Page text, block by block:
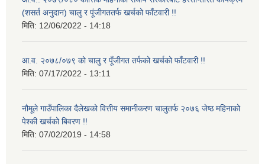
(शसर्त अनुदान) चालु र पूंजीगततर्फ खर्चको फाँटवारी !!
मिति: 12/06/2022 - 14:18
आ.व. २०७८/०७९ को चालु र पूँजीगत तर्फको खर्चको फाँटवारी !!
मिति: 07/17/2022 - 13:11
नौमूले गाउँपालिका दैलेखको वित्तीय समानीकरण चालुतर्फ २०७६ जेष्ठ महिनाको
पेश्की खर्चको बिवरण !!
मिति: 07/02/2019 - 14:58